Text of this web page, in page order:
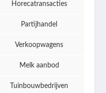
Horecatransacties
Partijhandel
Verkoopwagens
Melk aanbod
Tuinbouwbedrijven